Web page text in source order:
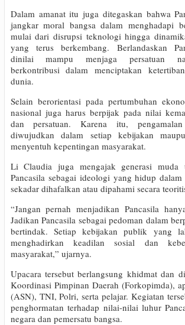
Dalam amanat itu juga ditegaskan bahwa
jangkar moral bangsa dalam menghadapi
mulai dari disrupsi teknologi hingga
yang terus berkembang. Berlandaskan
dinilai mampu menjaga persatuan
berkontribusi dalam menciptakan
dunia.
Selain berorientasi pada pertumbuhan
nasional juga harus berpijak pada nilai
dan persatuan. Karena itu,
diwujudkan dalam setiap kebijakan
menyentuh kepentingan masyarakat.
Li Claudia juga mengajak generasi muda
Pancasila sebagai ideologi yang hidup
sekadar dihafalkan atau dipahami secara
“Jangan pernah menjadikan Pancasila
Jadikan Pancasila sebagai pedoman dalam
bertindak. Setiap kebijakan publik yang
menghadirkan keadilan sosial dan
masyarakat,” ujarnya.
Upacara tersebut berlangsung khidmat dan
Koordinasi Pimpinan Daerah (Forkopimda),
(ASN), TNI, Polri, serta pelajar. Kegiatan
penghormatan terhadap nilai-nilai luhur
negara dan pemersatu bangsa.